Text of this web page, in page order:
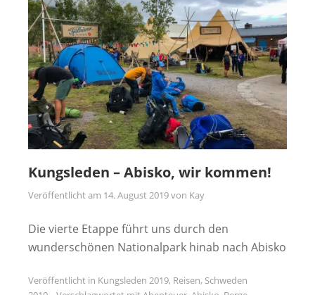
Kungsleden – Abisko, wir kommen!
Veröffentlicht am 14. August 2019von Kay
Die vierte Etappe führt uns durch den
wunderschönen Nationalpark hinab nach Abisko
Veröffentlicht in Kungsleden 2019, Reisen, Schweden